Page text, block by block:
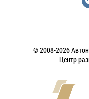
© 2008-2026
Центр